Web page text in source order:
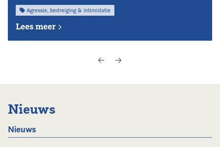
Agressie, bedreiging & intimidatie
Lees meer
Nieuws
Nieuws